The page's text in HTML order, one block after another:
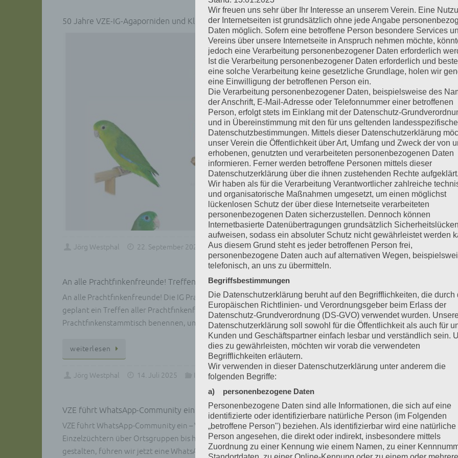
50 Jahre VZE-IG-Agaporniden und Kleinpapageien 1975-2025 Chronik
Jörg Westphal 22. September 2025 IG Agaporniden und Kleinpapageien
An alle Prachtfinkenfreunde! Treffen der VZE-Prachtfinkenfreunde
An alle Prachtfinkenfreunde! Die IG Prachtfinken befindet sich im Ruhemodus. Dieser Zustand ist nicht
geplant ein Treffen aller Prachtfinkenfreunde zu organisieren. Langfristiges Ziel ist es die IG zu reaktivieren.
Prachtfinkenstammtisch benennen, um Meinungen und Ideen zu sammeln…
wei­ter­le­sen
Jörg Westphal 14. Juli 2025 IG Prachtfinken, Nachricht an die VZE-Mitglieder
VZE führt WhatsApp-Community ein – Vernetzung leicht gemacht!
VZE führt WhatsApp-Community ein – Vernetzung leicht gemacht! Die VZE lebt von der Gemeinschaft, dem
Einzelzüchtern über Ortsgruppen bis hin zu Bezirken und Interessengemeinschaften. Um diese Kommunikation
gestalten, führen wir jetzt eine WhatsApp-Community für die…
Wir freuen uns sehr über Ihr Interesse an unserem Verein. Eine
der Internetseiten ist grundsätzlich ohne jede Angabe
Daten möglich. Sofern eine betroffene Person besondere Services
Vereins über unsere Internetseite in Anspruch nehmen möchte,
jedoch eine Verarbeitung personenbezogener Daten erforderlich
Ist die Verarbeitung personenbezogener Daten erforderlich und
eine solche Verarbeitung keine gesetzliche Grundlage, holen wir
eine Einwilligung der betroffenen Person ein.
Die Verarbeitung personenbezogener Daten, beispielsweise des
der Anschrift, E-Mail-Adresse oder Telefonnummer einer betroffenen
Person, erfolgt stets im Einklang mit der Datenschutz-
und in Übereinstimmung mit den für uns geltenden
Datenschutzbestimmungen. Mittels dieser Datenschutzerklärung
unser Verein die Öffentlichkeit über Art, Umfang und Zweck der von
erhobenen, genutzten und verarbeiteten personenbezogenen Daten
informieren. Ferner werden betroffene Personen mittels dieser
Datenschutzerklärung über die ihnen zustehenden Rechte aufgeklärt.
Wir haben als für die Verarbeitung Verantwortlicher zahlreiche
und organisatorische Maßnahmen umgesetzt, um einen möglichst
lückenlosen Schutz der über diese Internetseite verarbeiteten
personenbezogenen Daten sicherzustellen. Dennoch können
Internetbasierte Datenübertragungen grundsätzlich Sicherheitslücken
aufweisen, sodass ein absoluter Schutz nicht gewährleistet werden
Aus diesem Grund steht es jeder betroffenen Person frei,
personenbezogene Daten auch auf alternativen Wegen,
telefonisch, an uns zu übermitteln.
Begriffsbestimmungen
Die Datenschutzerklärung beruht auf den Begrifflichkeiten, die durch
Europäischen Richtlinien- und Verordnungsgeber beim Erlass der
Datenschutz-Grundverordnung (DS-GVO) verwendet wurden.
Datenschutzerklärung soll sowohl für die Öffentlichkeit als auch für
Kunden und Geschäftspartner einfach lesbar und verständlich sein.
dies zu gewährleisten, möchten wir vorab die verwendeten
Begrifflichkeiten erläutern.
Wir verwenden in dieser Datenschutzerklärung unter anderem die
folgenden Begriffe:
a) personenbezogene Daten
Personenbezogene Daten sind alle Informationen, die sich auf eine
identifizierte oder identifizierbare natürliche Person (im Folgenden
„betroffene Person") beziehen. Als identifizierbar wird eine natürliche
Person angesehen, die direkt oder indirekt, insbesondere mittels
Zuordnung zu einer Kennung wie einem Namen, zu einer